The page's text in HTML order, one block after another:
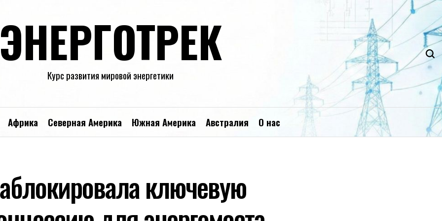
ЭНЕРГОТРЕК
Курс развития мировой энергетики
Африка Северная Америка Южная Америка Австралия О нас
ключевую